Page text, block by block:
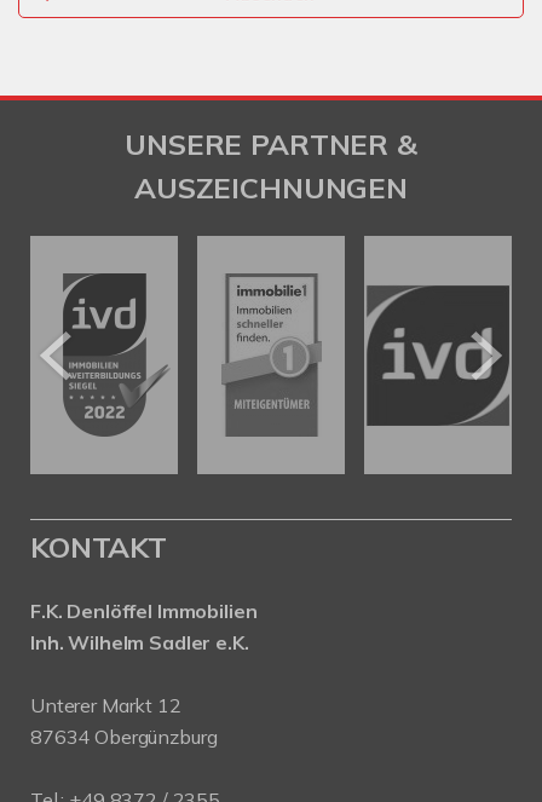
UNSERE PARTNER &
AUSZEICHNUNGEN
KONTAKT
F.K. Denlöffel Immobilien
Inh. Wilhelm Sadler e.K.
Unterer Markt 12
87634 Obergünzburg